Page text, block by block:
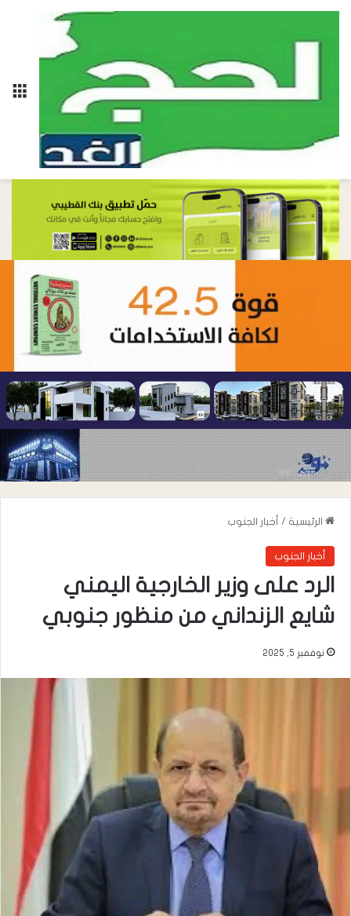
الرئيسية / أخبار الجنوب
أخبار الجنوب
الرد على وزير الخارجية اليمني
شايع الزنداني من منظور جنوبي
نوفمبر 5, 2025